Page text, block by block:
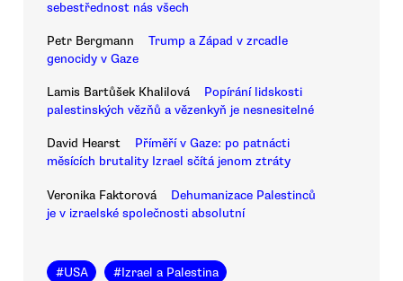
sebestřednost nás všech
Petr Bergmann
Trump a Západ v zrcadle
genocidy v Gaze
Lamis Bartůšek Khalilová
Popírání lidskosti
palestinských vězňů a vězenkyň je nesnesitelné
David Hearst
Příměří v Gaze: po patnácti
měsících brutality Izrael sčítá jenom ztráty
Veronika Faktorová
Dehumanizace Palestinců
je v izraelské společnosti absolutní
#USA #Izrael a Palestina